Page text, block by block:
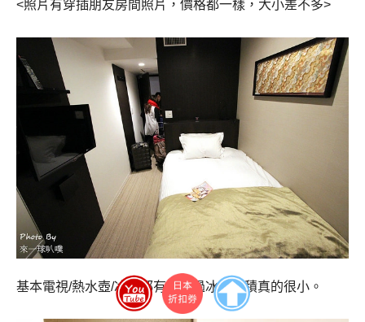
<照片有穿插朋友房間照片，價格都一樣，大小差不多>
基本電視/熱水壺/冰箱都有，不過冰箱容積真的很小。